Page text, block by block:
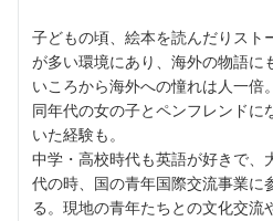
子どもの頃、絵本を読んだりスト
が多い環境にあり、海外の物語に
いころから海外への憧れは人一倍
同年代の女の子とペンフレンドに
いた経験も。
中学・高校時代も英語が好きで、
代の時、国の青年国際交流事業に
る。現地の青年たちとの文化交流